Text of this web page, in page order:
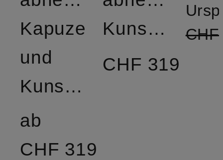
Kapuze
und
Kunstfellbesatz
ab
CHF 319
Kunstfell
CHF 319